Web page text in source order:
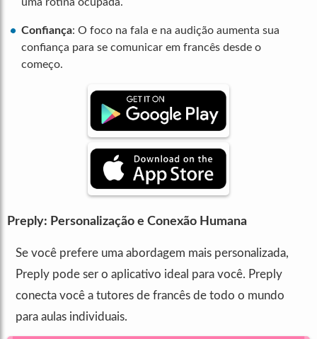
Confiança: O foco na fala e na audição aumenta sua
confiança para se comunicar em francês desde o
começo.
Preply: Personalização e Conexão Humana
Se você prefere uma abordagem mais personalizada,
Preply pode ser o aplicativo ideal para você. Preply
conecta você a tutores de francês de todo o mundo
para aulas individuais.